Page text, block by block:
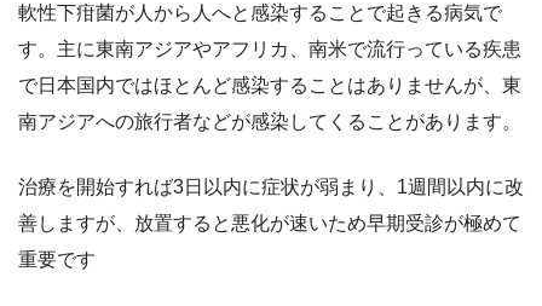
軟性下疳菌が人から人へと感染することで起きる病気で
す。主に東南アジアやアフリカ、南米で流行っている疾患
で日本国内ではほとんど感染することはありませんが、東
南アジアへの旅行者などが感染してくることがあります。
治療を開始すれば3日以内に症状が弱まり、1週間以内に改
善しますが、放置すると悪化が速いため早期受診が極めて
重要です